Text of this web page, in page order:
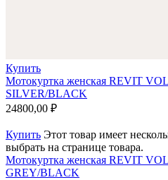
Купить
Мотокуртка женская REVIT
SILVER/BLACK
24800,00 ₽
Купить Этот товар имеет
выбрать на странице товара.
Мотокуртка женская REVIT
GREY/BLACK